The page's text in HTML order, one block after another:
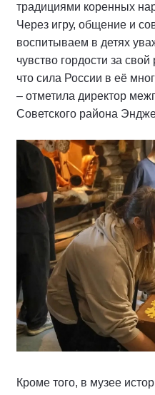
традициями коренных
Через игру, общение и
воспитываем в детях
чувство гордости за
что сила России в её
– отметила директор
Советского района
Кроме того, в музее